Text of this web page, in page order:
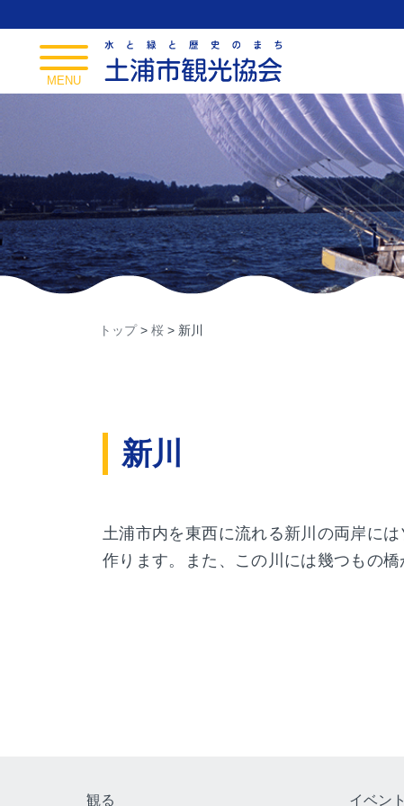
toggle
navigation
MENU
トップ> 桜 > 新川
新川
土浦市内を東西に流れる新川の両岸に
作ります。また、この川には幾つもの
観る イベント